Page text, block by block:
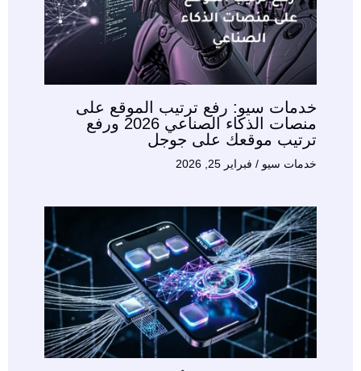
خدمات سيو: رفع ترتيب الموقع على
منصات الذكاء الصناعي 2026 ورفع
ترتيب موقعك على جوجل
خدمات سيو / فبراير 25, 2026